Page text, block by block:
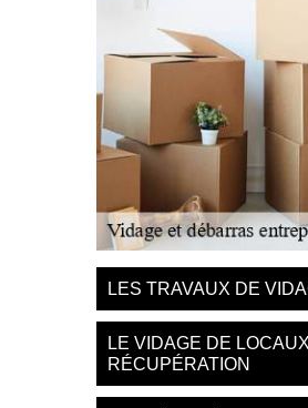
LES TRAVAUX DE
LE VIDAGE DE
RÉCUPÉRATION